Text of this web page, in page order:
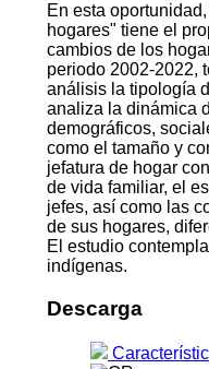
En esta
hogares" tiene el
cambios de los
periodo 2002-2022,
análisis la tipología
analiza la dinámica
demográficos,
como el tamaño y
jefatura de hogar
de vida familiar, el
jefes, así como las
de sus hogares,
El estudio
indígenas.
Descarga